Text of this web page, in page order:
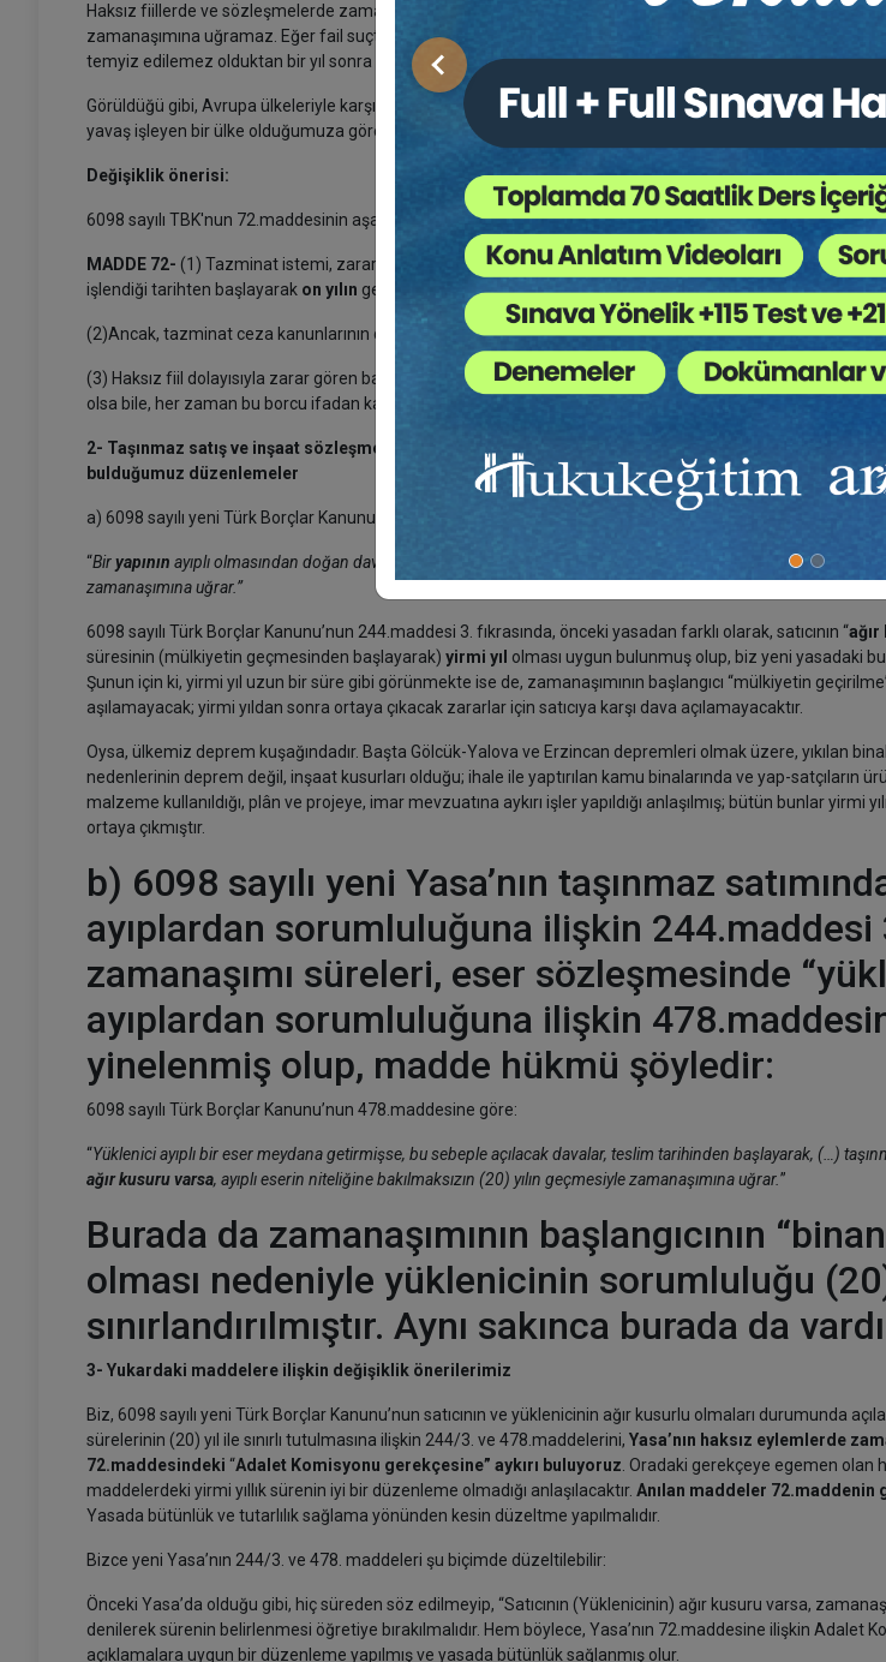
Önceki
Haksız fiillerde ve sözleşmelerde zamanaşımı
Suç oluşturan fiillerden doğan tazminat talepleri,
zamanaşımına uğramaz. Eğer fail suçtan dolayı dava edilemeyecek durumda hüküm giydiyse tazminat
temyiz edilemez olduktan bir yıl sonra zamanaşımına uğrar.
Görüldüğü gibi, Avrupa ülkeleriyle karşılaştırıldığında, en kısa haksız eylem zamanaşımı süresi, bizim yeni
yavaş işleyen bir ülke olduğumuza göre, yeni Yasa’nın 72. maddesindeki (2) yıllık sürenin bizce (10) yıla
Değişiklik önerisi:
6098 sayılı TBK'nun 72.maddesinin aşağıdaki gibi değiştirilmesini öneriyoruz:
MADDE 72- (1) Tazminat istemi, zarar görenin zararı ve tazminat yükümlüsünü öğrendiği tarihten
işlendiği tarihten başlayarak on yılın geçmesiyle zamanaşımına uğrar.İnsan zararlarında bu süreler (10)
(2)Ancak, tazminat ceza kanunlarının daha uzun bir zamanaşımı öngördüğü cezayı gerektiren bir fiilden
(3) Haksız fiil dolayısıyla zarar gören bakımından bir borç doğmuşsa zarar gören, haksız fiilden doğan
olsa bile, her zaman bu borcu ifadan kaçınabilir.
2- Taşınmaz satış ve inşaat sözleşmelerinde, binaların ayıplı olmasından doğan davalarda
bulduğumuz düzenlemeler
a) 6098 sayılı yeni Türk Borçlar Kanunu’nun “sorumluluk” başlıklı 244.maddesi 3.fıkrasına göre:
“Biryapının ayıplı olmasından doğan davalar, başlayarak (5) yılın ve satıcınınağır
zamanaşımına uğrar.”
6098 sayılı Türk Borçlar Kanunu’nun 244.maddesi 3. fıkrasında, önceki yasadan farklı olarak, satıcının “ağır
süresinin (mülkiyetin geçmesinden başlayarak) yirmi yıl olması uygun bulunmuş olup, biz yeni yasadaki
Şunun için ki, yirmi yıl uzun bir süre gibi görünmekte ise de, zamanaşımının başlangıcı “mülkiyetin
aşılamayacak; yirmi yıldan sonra ortaya çıkacak zararlar için satıcıya karşı dava açılamayacaktır.
Oysa, ülkemiz deprem kuşağındadır. Başta Gölcük-Yalova ve Erzincan depremleri olmak üzere, yıkılan
nedenlerinin deprem değil, inşaat kusurları olduğu; ihale ile yaptırılan kamu binalarında ve yap-satçıların
malzeme kullanıldığı, plân ve projeye, imar mevzuatına aykırı işler yapıldığı anlaşılmış; bütün bunlar yirmi
ortaya çıkmıştır.
b) 6098 sayılı yeni Yasa’nın taşınmaz
ayıplardan sorumluluğuna ilişkin 244.maddesi
zamanaşımı süreleri, eser sözleşmesinde
ayıplardan sorumluluğuna ilişkin
yinelenmiş olup, madde hükmü şöyledir:
6098 sayılı Türk Borçlar Kanunu’nun 478.maddesine göre:
“Yüklenici ayıplı bir eser meydana getirmişse, bu sebeple açılacak davalar, teslim tarihinden başlayarak, (…)
ağır kusuru varsa, ayıplı eserin niteliğine bakılmaksızın (20) yılın geçmesiyle zamanaşımına uğrar.”
Burada da zamanaşımının başlangıcının
olması nedeniyle yüklenicinin sorumluluğu
sınırlandırılmıştır. Aynı sakınca burada da
3- Yukardaki maddelere ilişkin değişiklik önerilerimiz
Biz, 6098 sayılı yeni Türk Borçlar Kanunu’nun satıcının ve yüklenicinin ağır kusurlu olmaları durumunda
sürelerinin (20) yıl ile sınırlı tutulmasına ilişkin 244/3. ve 478.maddelerini, Yasa’nın haksız eylemlerde
72.maddesindeki “Adalet Komisyonu gerekçesine” aykırı buluyoruz. Oradaki gerekçeye egemen olan
maddelerdeki yirmi yıllık sürenin iyi bir düzenleme olmadığı anlaşılacaktır. Anılan maddeler
Yasada bütünlük ve tutarlılık sağlama yönünden kesin düzeltme yapılmalıdır.
Bizce yeni Yasa’nın 244/3. ve 478. maddeleri şu biçimde düzeltilebilir:
Önceki Yasa’da olduğu gibi, hiç süreden söz edilmeyip, “Satıcının (Yüklenicinin) ağır kusuru varsa,
denilerek sürenin belirlenmesi öğretiye bırakılmalıdır. Hem böylece, Yasa’nın 72.maddesine ilişkin Adalet
açıklamalara uygun bir düzenleme yapılmış ve yasada bütünlük sağlanmış olur.